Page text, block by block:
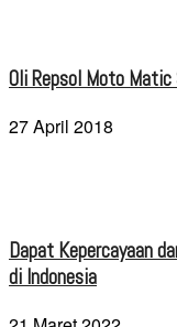
Oli Repsol Moto
27 April 2018
Dapat Kepercayaan
di Indonesia